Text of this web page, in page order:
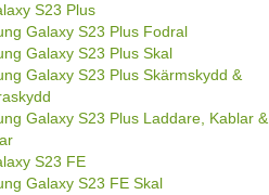
S23 Plus
Galaxy S23 Plus Fodral
Galaxy S23 Plus Skal
Galaxy S23 Plus Skärmskydd &
Galaxy S23 Plus Laddare, Kablar &
S23 FE
Galaxy S23 FE Skal